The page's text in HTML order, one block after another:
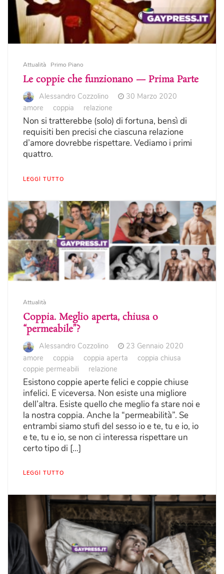
Attualità Primo Piano
Le coppie che funzionano — Prima Parte
Alessandro Cozzolino
30 Marzo 2020
amore
coppia relazione
Non si tratterebbe (solo) di fortuna, bensì di
requisiti ben precisi che ciascuna relazione
d’amore dovrebbe rispettare. Vediamo i primi
quattro.
LEGGI TUTTO
Attualità
Coppia. Meglio aperta, chiusa o
“permeabile”?
Alessandro Cozzolino
23 Gennaio 2020
amore
coppia coppia aperta
coppia chiusa
coppie permeabili
relazione
Esistono coppie aperte felici e coppie chiuse
infelici. E viceversa. Non esiste una migliore
dell’altra. Esiste quello che meglio fa stare noi e
la nostra coppia. Anche la “permeabilità”. Se
entrambi siamo stufi del sesso io e te, tu e io, io
e te, tu e io, se non ci interessa rispettare un
certo tipo di […]
LEGGI TUTTO